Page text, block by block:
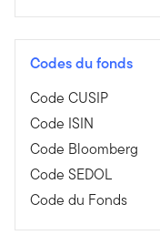
Codes du fonds
Code CUSIP
Code ISIN
Code Bloomberg
Code SEDOL
Code du Fonds